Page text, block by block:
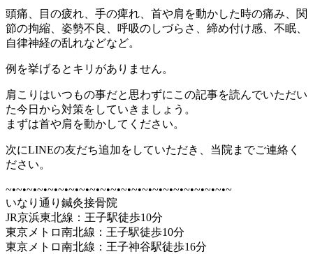
頭痛、目の疲れ、手の痺れ、首や肩を動かした時の痛み、関
節の拘縮、姿勢不良、呼吸のしづらさ、締め付け感、不眠、
自律神経の乱れなどなど。
例を挙げるとキリがありません。
肩こりはいつもの事だと思わずにこの記事を読んでいただい
た今日から対策をしていきましょう。
まずは首や肩を動かしてください。
次にLINEの友だち追加をしていただき、当院までご連絡く
ださい。
~•~•~•~•~•~•~•~•~•~•~•~•~•~•~•~•~•~•~•~•~•~
いなり通り鍼灸接骨院
JR京浜東北線：王子駅徒歩10分
東京メトロ南北線：王子駅徒歩10分
東京メトロ南北線：王子神谷駅徒歩16分